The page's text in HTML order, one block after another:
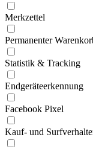
Merkzettel
Permanenter
Statistik & Tracking
Endgeräteerkennung
Facebook Pixel
Kauf- und